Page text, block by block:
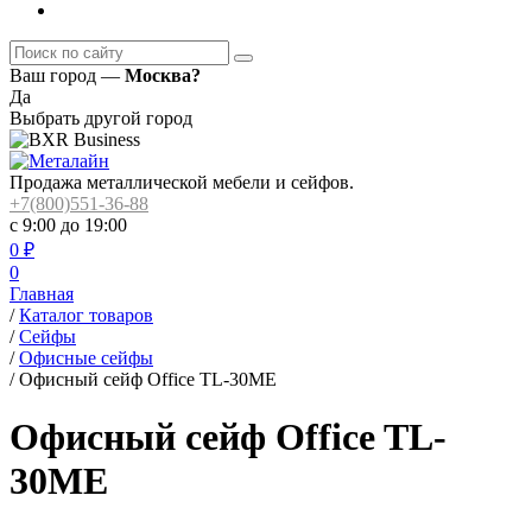
Ваш город — Москва?
Да
Выбрать другой город
Продажа металлической мебели и сейфов.
+7(800)551-36-88
с 9:00 до 19:00
0 ₽
0
Главная
/ Каталог товаров
/ Сейфы
/ Офисные сейфы
/ Офисный сейф Office TL-30ME
Офисный сейф Office TL-
30ME